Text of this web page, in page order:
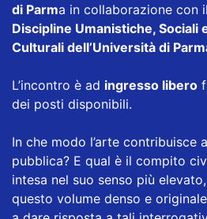
di Parma in collaborazione con il
Discipline Umanistiche, Sociali
Culturali dell’Università di
L’incontro è ad ingresso libero
dei posti disponibili.
In che modo l’arte contribuisce
pubblica? E qual è il compito
intesa nel suo senso più
questo volume denso e